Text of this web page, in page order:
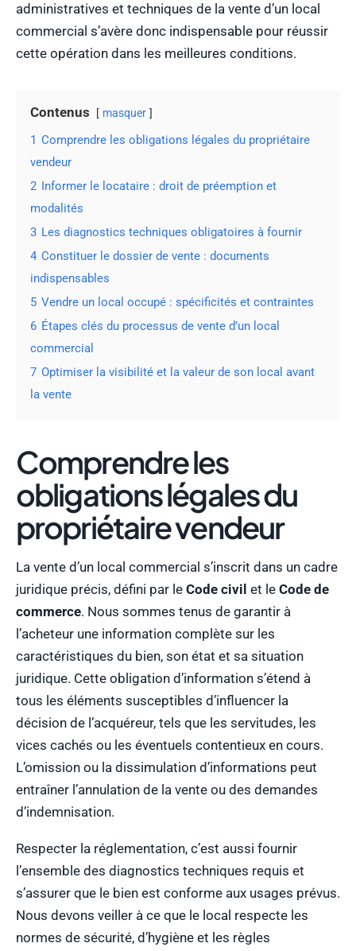
administratives et techniques de la vente d’un local
commercial s’avère donc indispensable pour réussir
cette opération dans les meilleures conditions.
Contenus masquer
1 Comprendre les obligations légales du propriétaire
vendeur
2 Informer le locataire : droit de préemption et
modalités
3 Les diagnostics techniques obligatoires à fournir
4 Constituer le dossier de vente : documents
indispensables
5 Vendre un local occupé : spécificités et contraintes
6 Étapes clés du processus de vente d’un local
commercial
7 Optimiser la visibilité et la valeur de son local avant
la vente
Comprendre les
obligations légales du
propriétaire vendeur
La vente d’un local commercial s’inscrit dans un cadre
juridique précis, défini par le Code civil et le Code de
commerce. Nous sommes tenus de garantir à
l’acheteur une information complète sur les
caractéristiques du bien, son état et sa situation
juridique. Cette obligation d’information s’étend à
tous les éléments susceptibles d’influencer la
décision de l’acquéreur, tels que les servitudes, les
vices cachés ou les éventuels contentieux en cours.
L’omission ou la dissimulation d’informations peut
entraîner l’annulation de la vente ou des demandes
d’indemnisation.
Respecter la réglementation, c’est aussi fournir
l’ensemble des diagnostics techniques requis et
s’assurer que le bien est conforme aux usages prévus.
Nous devons veiller à ce que le local respecte les
normes de sécurité, d’hygiène et les règles